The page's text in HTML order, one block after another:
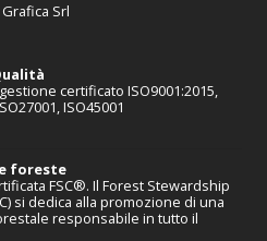
Srl
certificato ISO9001:2015,
ISO45001
foreste
FSC®. Il Forest Stewardship
si dedica alla promozione di una
responsabile in tutto il